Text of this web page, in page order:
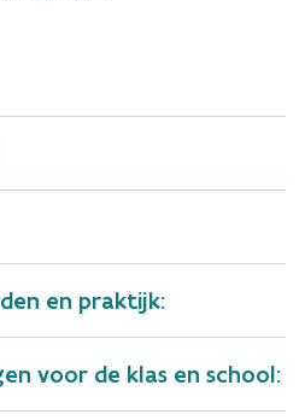
en praktijk:
voor de klas en school: